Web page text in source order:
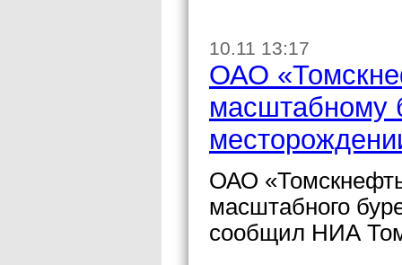
10.11 13:17
ОАО
масштабному
ОАО
масштабного
сообщил НИА